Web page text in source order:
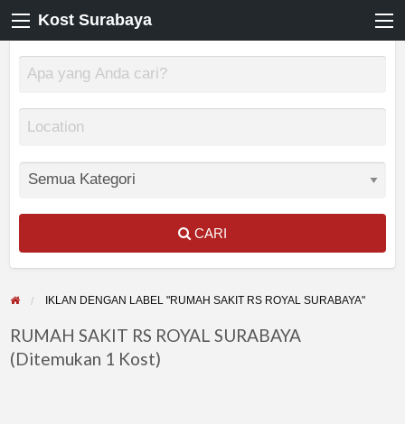
Kost Surabaya
CARI
IKLAN DENGAN LABEL "RUMAH SAKIT RS ROYAL SURABAYA"
RUMAH SAKIT RS ROYAL SURABAYA
(Ditemukan 1 Kost)